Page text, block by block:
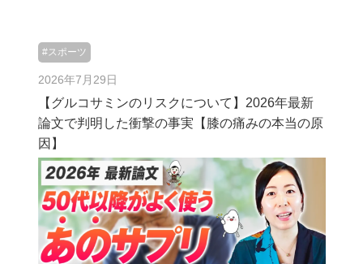
#スポーツ
2026年7月29日
【グルコサミンのリスクについて】2026年最新
論文で判明した衝撃の事実【膝の痛みの本当の原
因】